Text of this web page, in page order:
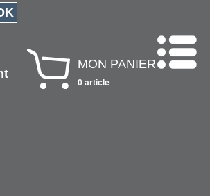
MON PANIER
0 article